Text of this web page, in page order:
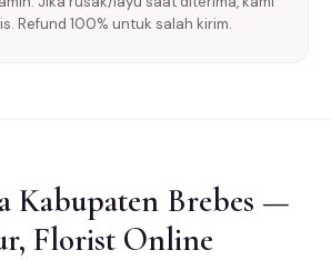
Refund 100% untuk salah kirim.
Kabupaten Brebes —
Florist Online